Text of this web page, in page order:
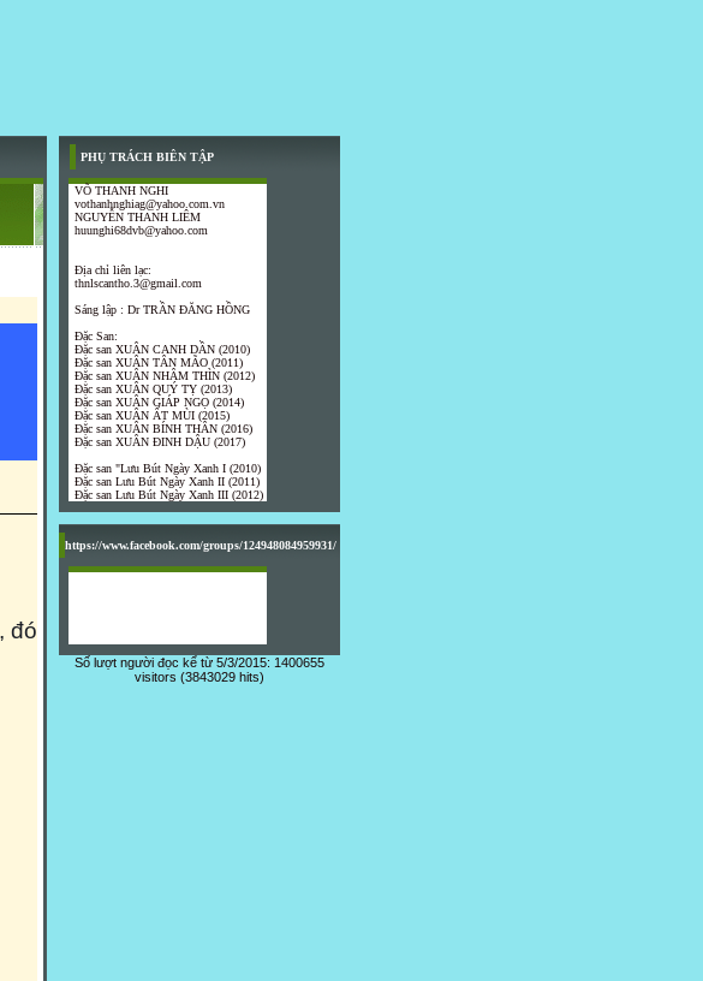
đó
PHỤ TRÁCH BIÊN TẬP
VÕ THANH NGHI
vothanhnghiag@yahoo.com.vn
NGUYỄN THANH LIÊM
huunghi68dvb@yahoo.com
Địa chỉ liên lạc:
thnlscantho.3@gmail.com
Sáng lập : Dr TRẦN ĐĂNG HỒNG
Đặc San:
Đặc san XUÂN CANH DẦN (2010)
Đặc san XUÂN TÂN MÃO (2011)
Đặc san XUÂN NHÂM THÌN (2012)
Đặc san XUÂN QUÝ TỴ (2013)
Đặc san XUÂN GIÁP NGỌ (2014)
Đặc san XUÂN ẤT MÙI (2015)
Đặc san XUÂN BÍNH THÂN (2016)
Đặc san XUÂN ĐINH DẬU (2017)
Đặc san "Lưu Bút Ngày Xanh I (2010)
Đặc san Lưu Bút Ngày Xanh II (2011)
Đặc san Lưu Bút Ngày Xanh III (2012)
https://www.facebook.com/groups/124948084959931/
Số lượt người đọc kể từ 5/3/2015: 1400655
visitors (3843029 hits)